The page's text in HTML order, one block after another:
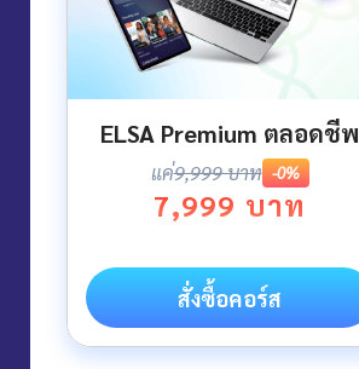
ELSA Premium ตลอดชีพ
แค่9,999 บาท -0%
7,999 บาท
สั่งซื้อคอร์ส